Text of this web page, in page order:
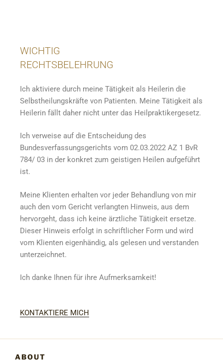
WICHTIG
RECHTSBELEHRUNG
Ich aktiviere durch meine Tätigkeit als Heilerin die
Selbstheilungskräfte von Patienten. Meine Tätigkeit als
Heilerin fällt daher nicht unter das Heilpraktikergesetz.
Ich verweise auf die Entscheidung des
Bundesverfassungsgerichts vom 02.03.2022 AZ 1 BvR
784/ 03 in der konkret zum geistigen Heilen aufgeführt
ist.
Meine Klienten erhalten vor jeder Behandlung von mir
auch den vom Gericht verlangten Hinweis, aus dem
hervorgeht, dass ich keine ärztliche Tätigkeit ersetze.
Dieser Hinweis erfolgt in schriftlicher Form und wird
vom Klienten eigenhändig, als gelesen und verstanden
unterzeichnet.
Ich danke Ihnen für ihre Aufmerksamkeit!
KONTAKTIERE MICH
ABOUT